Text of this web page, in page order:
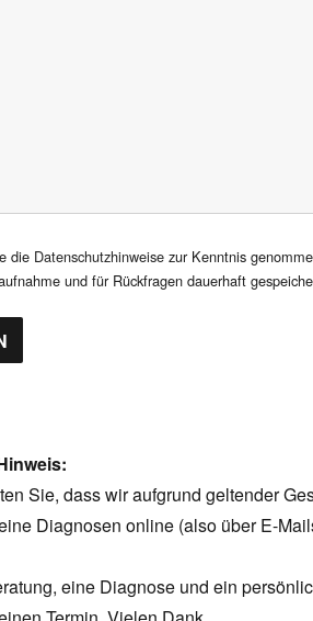
die Datenschutzhinweisezur Kenntnis
und für Rückfragen dauerhaft
Sie, dass wir aufgrund geltender
Diagnosen online (also über E-
eine Diagnose und ein